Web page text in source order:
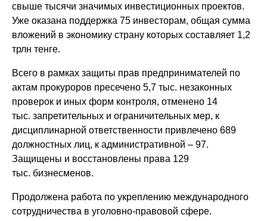
свыше тысячи значимых инвестиционных проектов.
Уже оказана поддержка 75 инвесторам, общая сумма
вложений в экономику страну которых составляет 1,2
трлн тенге.
Всего в рамках защиты прав предпринимателей по
актам прокуроров пресечено 5,7 тыс. незаконных
проверок и иных форм контроля, отменено 14
тыс. запретительных и ограничительных мер, к
дисциплинарной ответственности привлечено 689
должностных лиц, к административной – 97.
Защищены и восстановлены права 129
тыс. бизнесменов.
Продолжена работа по укреплению международного
сотрудничества в уголовно-правовой сфере.